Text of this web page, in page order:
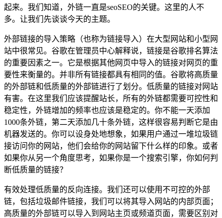
起来。我们知道，外链一直是seoSEO的关键。这里的人不
多。让我们先谈谈今天的主题。
外部链接的导入策略（也称为链接导入）在大型网站和小型网
站中很常见。谷歌在管理员中心解释说，链接是谷歌排名算法
的重要因素之一。它是根据其他网页中导入的链接对网页的重
要性来衡量的。并非所有链接都具有相同的值。谷歌将高质量
的外部链和低质量的外部链进行了划分。低质量的链接对网站
有害。在这里我们应该提醒站长，所有的外链都需要可控性和
稳定性，外链增加的频率也应该是稳定的。你不能一天添加
1000条外链，第二天添加几十条外链，这样很容易判断它是由
机器发送的。你可以设身处地想象，如果用户通过一堆垃圾链
接访问你的网站，他们会给你的网站留下什么样的印象。或者
如果你从另一个角度思考，如果你是一个搜索引擎，你如何判
断低质量的链接？
有效处理低质量的反向连接。我们还可以使用不可控的外部
链，包括垃圾邮件链接，我们可以将其导入网站的内部页面；
高质量的外部链可以导入到网站主页或频道页面，需要区别对